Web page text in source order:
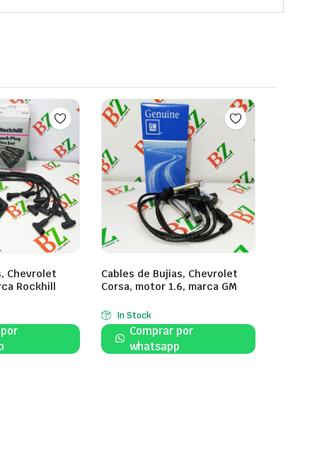
Chevrolet
Rockhill
Cables de Bujias, Chevrolet
Corsa, motor 1.6, marca GM
In Stock
Comprar por
whatsapp